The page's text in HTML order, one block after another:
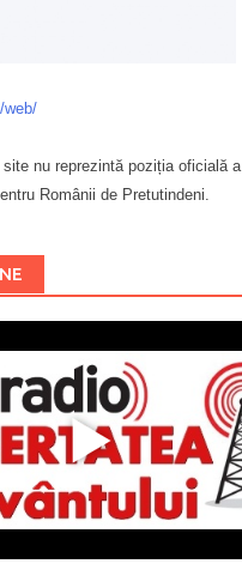
web/
nu reprezintă poziția oficială a
Românii de Pretutindeni.